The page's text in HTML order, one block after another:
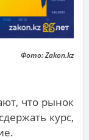
Фото: Zakon.kz
что рынок
курс,